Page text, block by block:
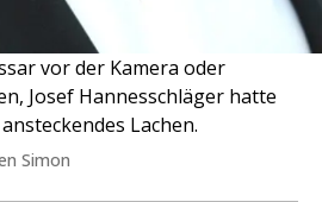
vor der Kamera oder
Josef Hannesschläger hatte
Lachen.
Simon